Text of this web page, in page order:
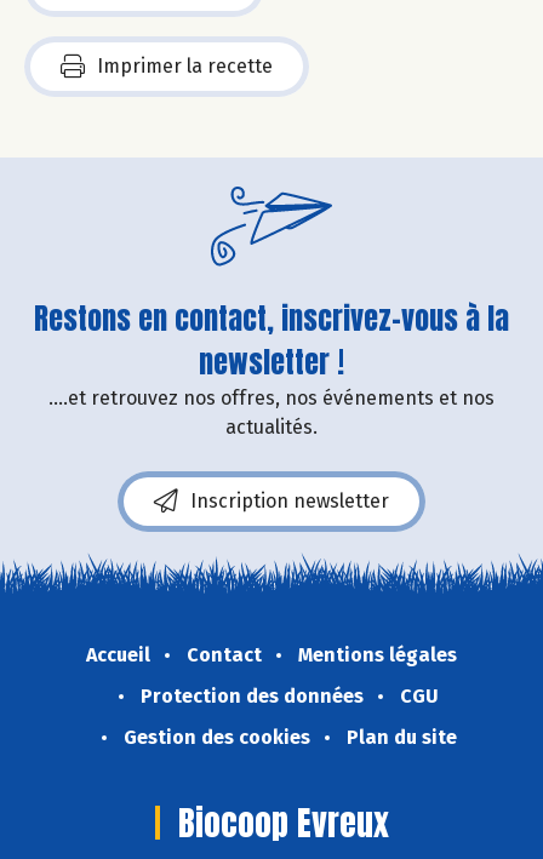
Imprimer la recette
Restons en contact, inscrivez-vous à la
newsletter !
....et retrouvez nos offres, nos événements et nos
actualités.
Inscription newsletter
Accueil Contact
Mentions légales
Protection des données
CGU
Gestion des cookies
Plan du site
Biocoop Evreux